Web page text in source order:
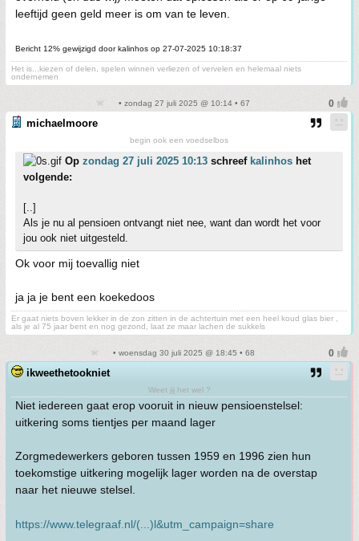
leeftijd geen geld meer is om van te leven.
Bericht 12% gewijzigd door kalinhos op 27-07-2025 10:18:37
Het is...kiezen of delen, spelen winnen verliezen of vervelen en helemaal niets
ondernemen
• zondag 27 juli 2025 @ 10:14 • 67
michaelmoore
begin ook een voedselbos
Op zondag 27 juli 2025 10:13 schreef kalinhos het
volgende:
[..]
Als je nu al pensioen ontvangt niet nee, want dan wordt het voor
jou ook niet uitgesteld.
Ok voor mij toevallig niet
ja ja je bent een koekedoos
Er gaat niets boven lekker in de zon zitten in de achtertuin met een heel koud glas bier ,
als je al 75 jaar bent en nog gezond, laat ze maar lachen de sukkels
• woensdag 30 juli 2025 @ 18:45 • 68
ikweethetookniet
Weet jij het wel ?
Niet iedereen gaat erop vooruit in nieuw pensioenstelsel:
uitkering soms tientjes per maand lager
Zorgmedewerkers geboren tussen 1959 en 1996 zien hun
toekomstige uitkering mogelijk lager worden na de overstap
naar het nieuwe stelsel.
https://www.telegraaf.nl/(...)l&utm_campaign=share